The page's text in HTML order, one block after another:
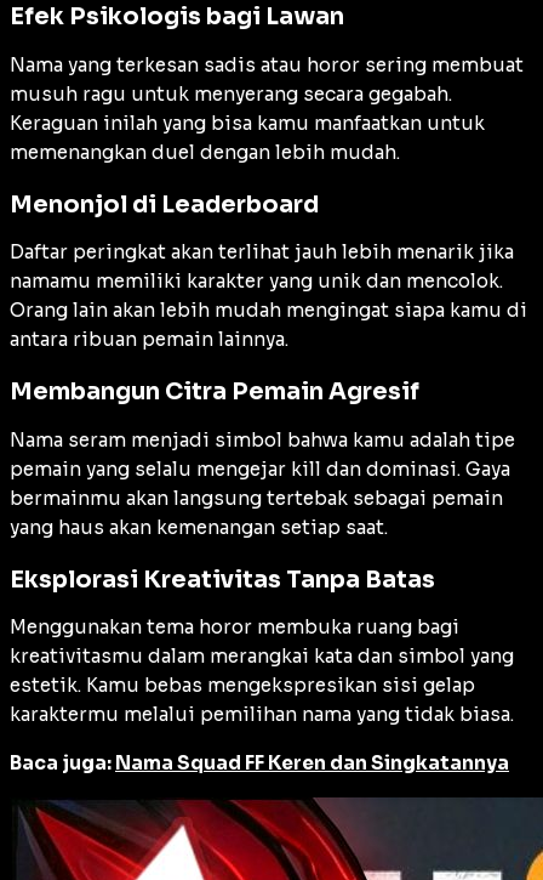
Efek Psikologis bagi Lawan
Nama yang terkesan sadis atau horor sering membuat
musuh ragu untuk menyerang secara gegabah.
Keraguan inilah yang bisa kamu manfaatkan untuk
memenangkan duel dengan lebih mudah.
Menonjol di Leaderboard
Daftar peringkat akan terlihat jauh lebih menarik jika
namamu memiliki karakter yang unik dan mencolok.
Orang lain akan lebih mudah mengingat siapa kamu di
antara ribuan pemain lainnya.
Membangun Citra Pemain Agresif
Nama seram menjadi simbol bahwa kamu adalah tipe
pemain yang selalu mengejar kill dan dominasi. Gaya
bermainmu akan langsung tertebak sebagai pemain
yang haus akan kemenangan setiap saat.
Eksplorasi Kreativitas Tanpa Batas
Menggunakan tema horor membuka ruang bagi
kreativitasmu dalam merangkai kata dan simbol yang
estetik. Kamu bebas mengekspresikan sisi gelap
karaktermu melalui pemilihan nama yang tidak biasa.
Baca juga: Nama Squad FF Keren dan Singkatannya